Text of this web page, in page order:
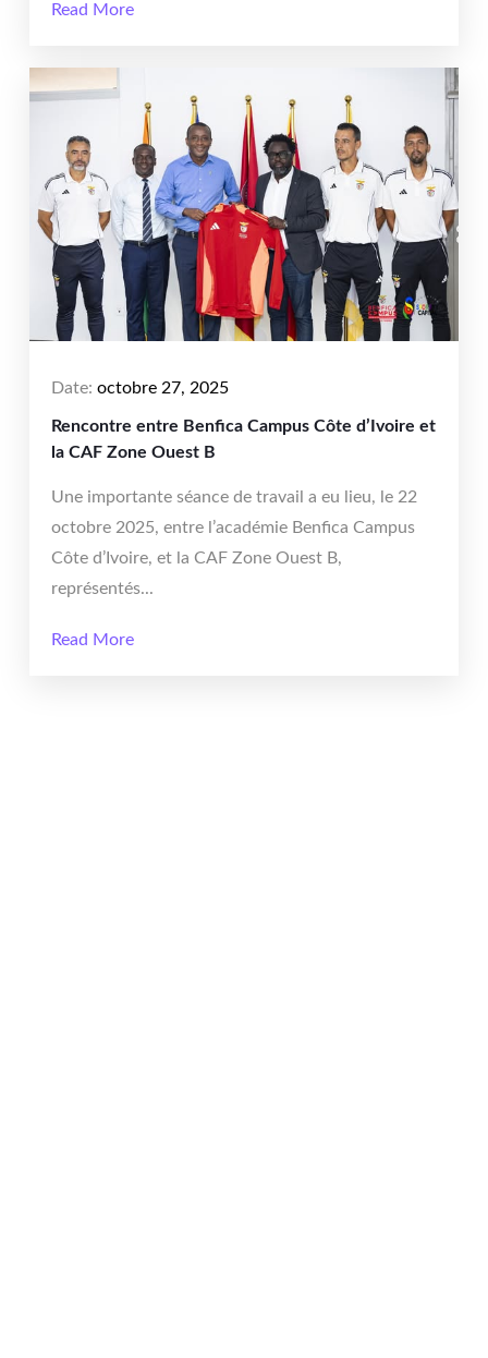
Read More
Date: octobre 27, 2025
Rencontre entre Benfica Campus Côte d’Ivoire et
la CAF Zone Ouest B
Une importante séance de travail a eu lieu, le 22
octobre 2025, entre l’académie Benfica Campus
Côte d’Ivoire, et la CAF Zone Ouest B,
représentés...
Read More